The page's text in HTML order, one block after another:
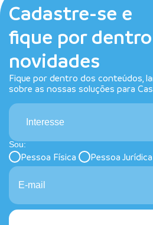
Cadastre-se e
fique por
novidades
Fique por dentro dos conteúdos,
sobre as nossas soluções para
Interesse
Sou:
Pessoa Física Pessoa Jurídica